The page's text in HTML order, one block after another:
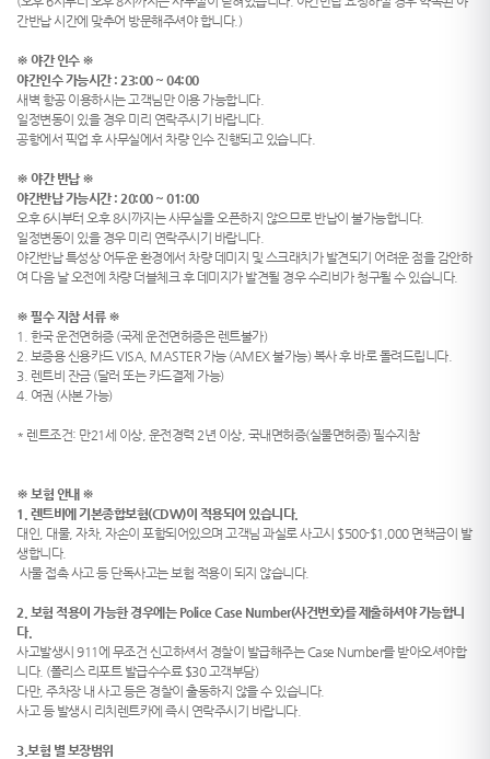
간반납 시간에 맞추어 방문해주셔야 합니다.)
※ 야간 인수 ※
야간인수 가능시간 : 23:00 ~ 04:00
새벽 항공 이용하시는 고객님만 이용 가능합니다.
일정변동이 있을 경우 미리 연락주시기 바랍니다.
공항에서 픽업 후 사무실에서 차량 인수 진행되고 있습니다.
※ 야간 반납 ※
야간반납 가능시간 : 20:00 ~ 01:00
오후 6시부터 오후 8시까지는 사무실을 오픈하지 않으므로 반납이 불가능합니다.
일정변동이 있을 경우 미리 연락주시기 바랍니다.
야간반납 특성상 어두운 환경에서 차량 데미지 및 스크래치가 발견되기 어려운 점을 감안하
여 다음 날 오전에 차량 더블체크 후 데미지가 발견될 경우 수리비가 청구될 수 있습니다.
※ 필수 지참 서류 ※
1. 한국 운전면허증 (국제 운전면허증은 렌트불가)
2. 보증용 신용카드 VISA, MASTER 가능 (AMEX 불가능) 복사 후 바로 돌려드립니다.
3. 렌트비 잔금 (달러 또는 카드결제 가능)
4. 여권 (사본 가능)
* 렌트조건: 만21세 이상, 운전경력 2년 이상, 국내면허증(실물면허증) 필수지참
※ 보험 안내 ※
1. 렌트비에 기본종합보험(CDW)이 적용되어 있습니다.
대인, 대물, 자차, 자손이 포함되어있으며 고객님 과실로 사고시 $500-$1,000 면책금이 발
생합니다.
사물 접촉 사고 등 단독사고는 보험 적용이 되지 않습니다.
2. 보험 적용이 가능한 경우에는 Police Case Number(사건번호)를 제출하셔야 가능합니
다.
사고발생시 911에 무조건 신고하셔서 경찰이 발급해주는 Case Number를 받아오셔야합
니다. (폴리스 리포트 발급수수료 $30 고객부담)
다만, 주차장 내 사고 등은 경찰이 출동하지 않을 수 있습니다.
사고 등 발생시 리치렌트카에 즉시 연락주시기 바랍니다.
3.보험 별 보장범위